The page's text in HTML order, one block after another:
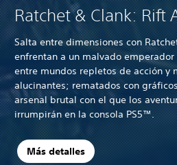
Ratchet & Clank: Rift
Salta entre dimensiones con
enfrentan a un malvado
entre mundos repletos de acción y
alucinantes; rematados con
arsenal brutal con el que los
irrumpirán en la consola PS5™.
Más detalles